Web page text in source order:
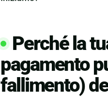
Perché la
pagamento
fallimento)